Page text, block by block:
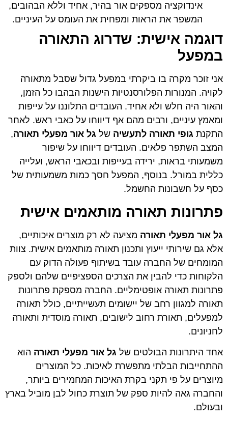
אינדוקציה מספקים אור בהיר, אחיד וללא הבהובים,
המשפר את הראות ומפחית את העומס על העיניים.
דוגמה אישית: שדרוג התאורה
במפעל
אני זוכר מקרה בו ביקרתי במפעל גדול שסבל מתאורה
לקויה. המנורות הפלורסנטיות הישנות הבהבו כל הזמן,
והאור היה חלש ולא אחיד. העובדים התלוננו על עייפות
ומאמץ עיניים, ורבים מהם אף דיווחו על כאבי ראש. לאחר
התקנת גופי תאורה לתעשיה של גל אור מפעלי תאורה,
המצב השתפר פלאים. העובדים דיווחו על שיפור
משמעותי בראות, ירידה בעייפות ובכאבי הראש, ועלייה
כללית במורל. בנוסף, המפעל חסך כמות משמעותית של
כסף על חשבונות החשמל.
פתרונות תאורה מותאמים אישית
גל אור מפעלי תאורה מציעה לא רק מוצרים איכותיים,
אלא גם שירותי ייעוץ ותכנון תאורה מותאמים אישית. צוות
המומחים של החברה עובד בשיתוף פעולה הדוק עם
הלקוחות כדי להבין את הצרכים הספציפיים שלהם ולספק
פתרונות תאורה אופטימליים. החברה מספקת פתרונות
תאורה למגוון רחב של יישומים תעשייתיים, כולל תאורה
למפעלים, תאורת רחוב לישובים, תאורה מוסדית ותאורה
לחניונים.
אחד היתרונות הבולטים של גל אור מפעלי תאורה הוא
ההתחייבות הבלתי מתפשרת לאיכות. כל המוצרים
מיוצרים על פי תקני בקרת האיכות המחמירים ביותר,
והחברה גאה להיות ספק של תוצרת כחול לבן מוביל בארץ
ובעולם.